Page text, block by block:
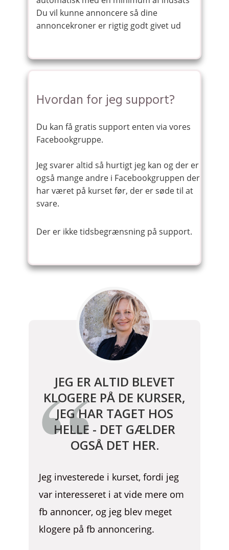
Du vil kunne annoncere så dine
annoncekroner er rigtig godt givet ud
Hvordan for jeg support?
Du kan få gratis support enten via vores
Facebookgruppe​.
Jeg svarer altid så hurtigt jeg kan og der er
også mange andre i Facebookgruppen der
har været på kurset før, der er søde til at
svare.
Der er ikke tidsbegrænsning på support.
JEG ER ALTID BLEVET
KLOGERE PÅ DE KURSER,
JEG HAR TAGET HOS
HELLE - DET GÆLDER
OGSÅ DET HER.
Jeg investerede i kurset, fordi jeg
var interesseret i at vide mere om
fb annoncer, og jeg blev meget
klogere på fb annoncering.